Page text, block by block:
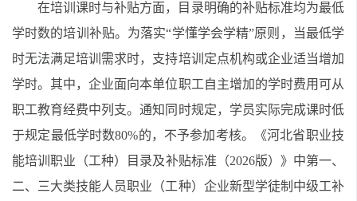
在培训课时与补贴方面，目录明确的补贴标准均为最低
学时数的培训补贴。为落实“学懂学会学精”原则，当最低学
时无法满足培训需求时，支持培训定点机构或企业适当增加
学时。其中，企业面向本单位职工自主增加的学时费用可从
职工教育经费中列支。通知同时规定，学员实际完成课时低
于规定最低学时数80%的，不予参加考核。《河北省职业技
能培训职业（工种）目录及补贴标准（2026版）》中第一、
二、三大类技能人员职业（工种）企业新型学徒制中级工补